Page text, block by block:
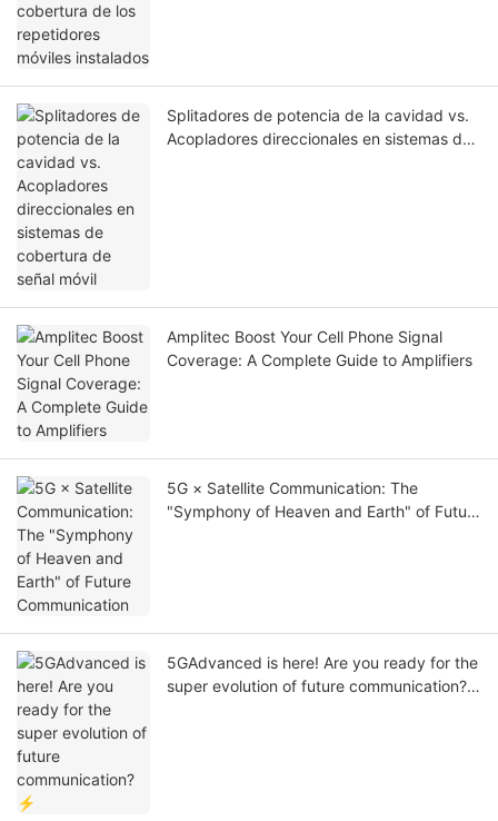
Splitadores de potencia de la cavidad vs.
Acopladores direccionales en sistemas de
Amplitec Boost Your Cell Phone Signal
Coverage: A Complete Guide to Amplifiers
5G × Satellite Communication: The
"Symphony of Heaven and Earth" of Future
5GAdvanced is here! Are you ready for the
super evolution of future communication?